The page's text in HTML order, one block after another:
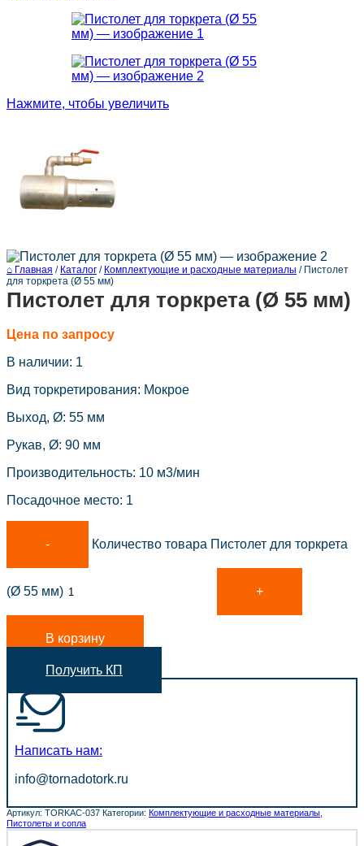
Нажмите, чтобы увеличить
⌂ Главная / Каталог / Комплектующие и расходные материалы / Пистолет
для торкрета (Ø 55 мм)
Пистолет для торкрета (Ø 55 мм)
Цена по запросу
В наличии: 1
Вид торкретирования: Мокрое
Выход, Ø: 55 мм
Рукав, Ø: 90 мм
Производительность: 10 м3/мин
Посадочное место: 1
Количество товара Пистолет для торкрета
(Ø 55 мм)
В корзину
Получить КП
Написать нам:
info@tornadotork.ru
Артикул: TORKAC-037 Категории: Комплектующие и расходные материалы,
Пистолеты и сопла